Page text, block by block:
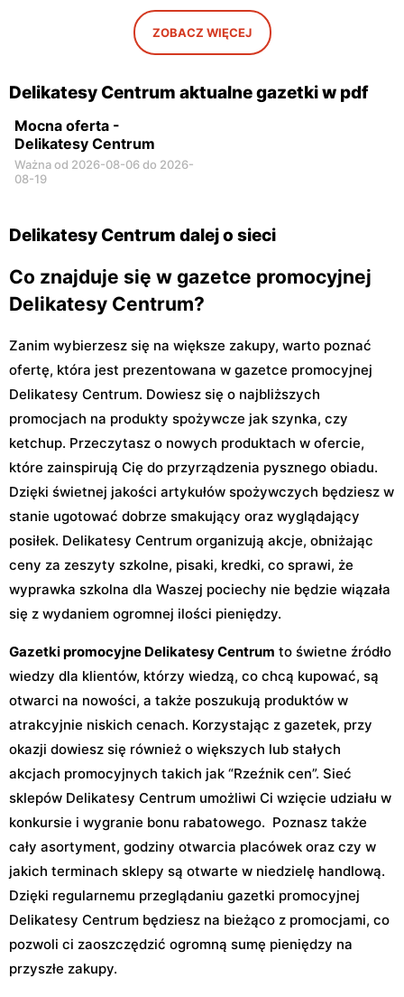
ZOBACZ WIĘCEJ
Delikatesy Centrum aktualne gazetki w pdf
Mocna oferta -
Delikatesy Centrum
Ważna od 2026-08-06 do 2026-
08-19
Delikatesy Centrum dalej o sieci
Co znajduje się w gazetce promocyjnej
Delikatesy Centrum?
Zanim wybierzesz się na większe zakupy, warto poznać
ofertę, która jest prezentowana w gazetce promocyjnej
Delikatesy Centrum. Dowiesz się o najbliższych
promocjach na produkty spożywcze jak szynka, czy
ketchup. Przeczytasz o nowych produktach w ofercie,
które zainspirują Cię do przyrządzenia pysznego obiadu.
Dzięki świetnej jakości artykułów spożywczych będziesz w
stanie ugotować dobrze smakujący oraz wyglądający
posiłek. Delikatesy Centrum organizują akcje, obniżając
ceny za zeszyty szkolne, pisaki, kredki, co sprawi, że
wyprawka szkolna dla Waszej pociechy nie będzie wiązała
się z wydaniem ogromnej ilości pieniędzy.
Gazetki promocyjne Delikatesy Centrum to świetne źródło
wiedzy dla klientów, którzy wiedzą, co chcą kupować, są
otwarci na nowości, a także poszukują produktów w
atrakcyjnie niskich cenach. Korzystając z gazetek, przy
okazji dowiesz się również o większych lub stałych
akcjach promocyjnych takich jak “Rzeźnik cen”. Sieć
sklepów Delikatesy Centrum umożliwi Ci wzięcie udziału w
konkursie i wygranie bonu rabatowego. Poznasz także
cały asortyment, godziny otwarcia placówek oraz czy w
jakich terminach sklepy są otwarte w niedzielę handlową.
Dzięki regularnemu przeglądaniu gazetki promocyjnej
Delikatesy Centrum będziesz na bieżąco z promocjami, co
pozwoli ci zaoszczędzić ogromną sumę pieniędzy na
przyszłe zakupy.